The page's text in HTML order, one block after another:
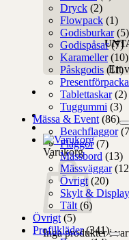
Ert
Varukorg
Inga produkter i
Dryck (2)
Flowpack (1)
Godisburkar (5)
Godispåsar (7)
Karameller (10)
Påskgodis (11)
Tablettaskar (2)
Tuggummi (3)
Mässa & Event (86)
Beachflaggor
Flaggor (7)
Mässbord (13)
Mässväggar
Övrigt (20)
Skylt & Display
Tält (6)
Övrigt (5)
Profilkläder (341)